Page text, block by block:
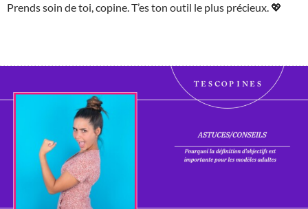
Prends soin de toi, copine. T’es ton outil le plus précieux. 💖